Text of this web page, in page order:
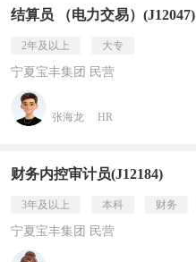
结算员 （电力交易）(J12047)
2年及以上 大专
宁夏宝丰集团 民营
张海龙 HR
财务内控审计员(J12184)
3年及以上 本科 财务
宁夏宝丰集团 民营